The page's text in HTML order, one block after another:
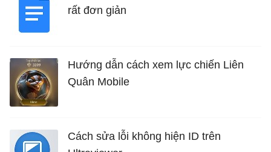
rất đơn giản
Hướng dẫn cách xem lực chiến Liên
Quân Mobile
Cách sửa lỗi không hiện ID trên